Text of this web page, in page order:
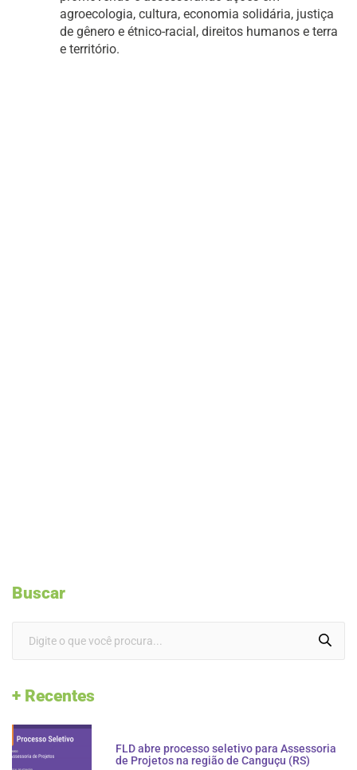
agroecologia, cultura, economia solidária, justiça
de gênero e étnico-racial, direitos humanos e terra
e território.
Buscar
+ Recentes
FLD abre processo seletivo para Assessoria
de Projetos na região de Canguçu (RS)